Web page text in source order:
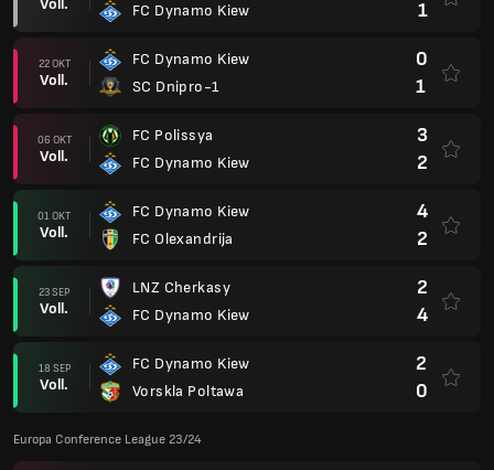
FC Dynamo Kiew
1
22 OKT
Voll.
FC Dynamo Kiew
SC Dnipro-1
0
1
06 OKT
Voll.
FC Polissya
FC Dynamo Kiew
3
2
01 OKT
Voll.
FC Dynamo Kiew
FC Olexandrija
4
2
23 SEP
Voll.
LNZ Cherkasy
FC Dynamo Kiew
2
4
18 SEP
Voll.
FC Dynamo Kiew
Vorskla Poltawa
2
0
Europa Conference League 23/24